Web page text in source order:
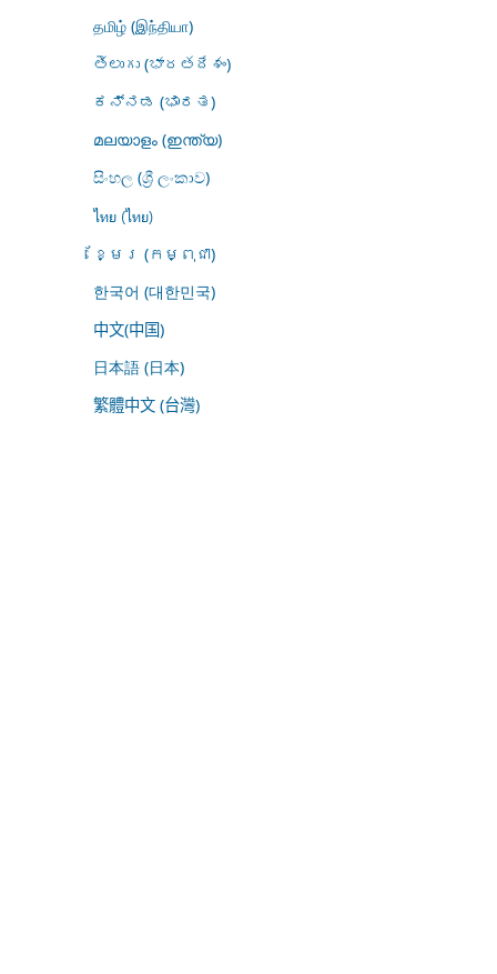
தமிழ் (இந்தியா)
తెలుగు (భారతదేశం)
ಕನ್ನಡ (ಭಾರತ)
മലയാളം (ഇന്ത്യ)
සිංහල (ශ්‍රී ලංකාව)
ไทย (ไทย)
ខ្មែរ (កម្ពុជា)
한국어 (대한민국)
中文(中国)
日本語 (日本)
繁體中文 (台灣)